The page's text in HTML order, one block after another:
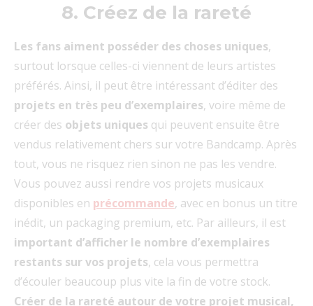
8. Créez de la rareté
Les fans aiment posséder des choses uniques,
surtout lorsque celles-ci viennent de leurs artistes
préférés. Ainsi, il peut être intéressant d’éditer des
projets en très peu d’exemplaires, voire même de
créer des objets uniques qui peuvent ensuite être
vendus relativement chers sur votre Bandcamp. Après
tout, vous ne risquez rien sinon ne pas les vendre.
Vous pouvez aussi rendre vos projets musicaux
disponibles en précommande, avec en bonus un titre
inédit, un packaging premium, etc. Par ailleurs, il est
important d’afficher le nombre d’exemplaires
restants sur vos projets, cela vous permettra
d’écouler beaucoup plus vite la fin de votre stock.
Créer de la rareté autour de votre projet musical,